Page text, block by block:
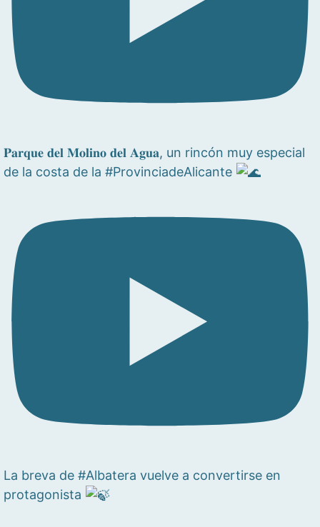
𝐏𝐚𝐫𝐪𝐮𝐞 𝐝𝐞𝐥 𝐌𝐨𝐥𝐢𝐧𝐨 𝐝𝐞𝐥 𝐀𝐠𝐮𝐚, un rincón muy especial
de la costa de la #ProvinciadeAlicante
La breva de #Albatera vuelve a convertirse en
protagonista